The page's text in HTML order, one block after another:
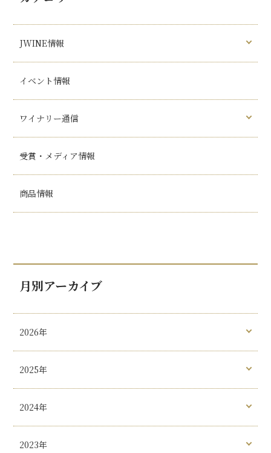
JWINE情報
イベント情報
ワイナリー通信
受賞・メディア情報
商品情報
月別アーカイブ
2026年
2025年
2024年
2023年